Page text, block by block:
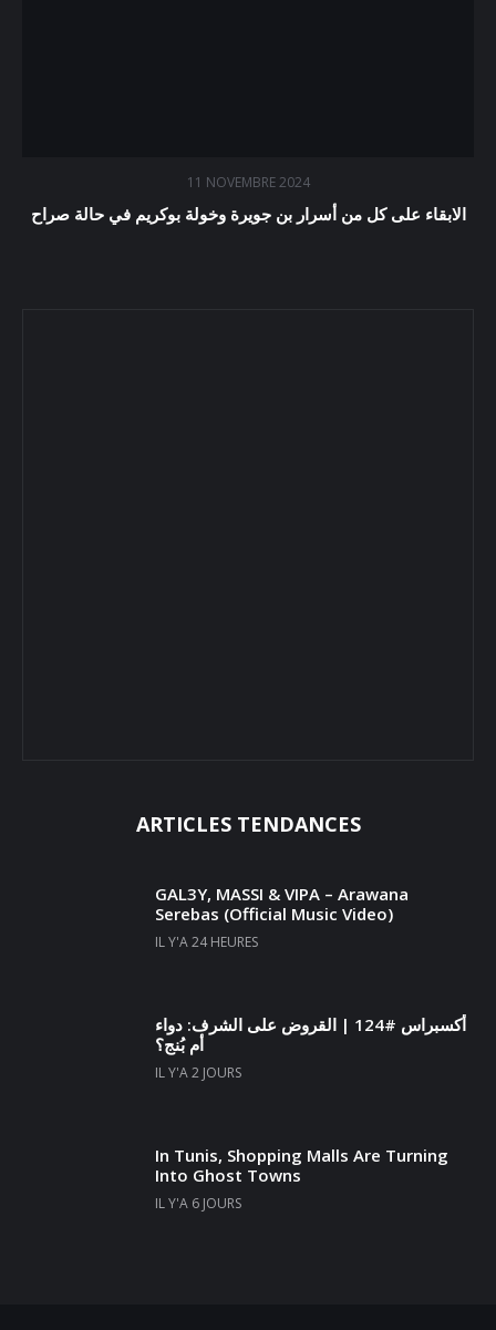
11 NOVEMBRE 2024
الابقاء على كل من أسرار بن جويرة وخولة بوكريم في حالة صراح
ARTICLES TENDANCES
GAL3Y, MASSI & VIPA – Arawana
Serebas (Official Music Video)
IL Y'A 24 HEURES
أكسبراس #124 | القروض على الشرف: دواء
أم بُنج؟
IL Y'A 2 JOURS
In Tunis, Shopping Malls Are Turning
Into Ghost Towns
IL Y'A 6 JOURS